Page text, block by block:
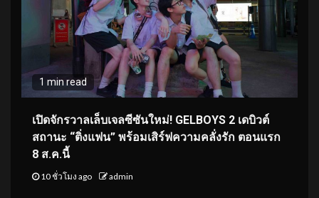
1 min read
เปิดจักรวาลเล็บเจลซีซันใหม่! GELBOYS 2 เดบิวต์
สถานะ “ติ่งแฟน” พร้อมเสิร์ฟความคลั่งรัก ตอนแรก
8 ส.ค.นี้
10 ชั่วโมง ago admin